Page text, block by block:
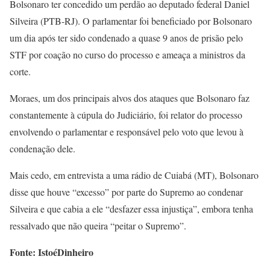
Bolsonaro ter concedido um perdão ao deputado federal Daniel
Silveira (PTB-RJ). O parlamentar foi beneficiado por Bolsonaro
um dia após ter sido condenado a quase 9 anos de prisão pelo
STF por coação no curso do processo e ameaça a ministros da
corte.
Moraes, um dos principais alvos dos ataques que Bolsonaro faz
constantemente à cúpula do Judiciário, foi relator do processo
envolvendo o parlamentar e responsável pelo voto que levou à
condenação dele.
Mais cedo, em entrevista a uma rádio de Cuiabá (MT), Bolsonaro
disse que houve “excesso” por parte do Supremo ao condenar
Silveira e que cabia a ele “desfazer essa injustiça”, embora tenha
ressalvado que não queira “peitar o Supremo”.
Fonte: IstoéDinheiro